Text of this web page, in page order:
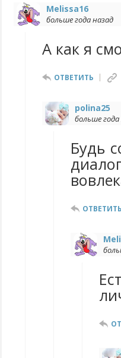
Melissa16
больше года назад
А как я
ОТВЕТИТЬ
polina25
больше года
Будь
ОТВЕТИТЬ